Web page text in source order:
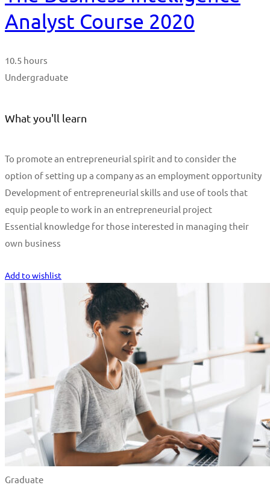
Analyst Course 2020
10.5 hours
Undergraduate
What you'll learn
To promote an entrepreneurial spirit and to consider the
option of setting up a company as an employment opportunity
Development of entrepreneurial skills and use of tools that
equip people to work in an entrepreneurial project
Essential knowledge for those interested in managing their
own business
Add to wishlist
Graduate